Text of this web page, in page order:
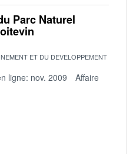
Parc Naturel
ET DU DEVELOPPEMENT
ligne: nov. 2009
Affaire